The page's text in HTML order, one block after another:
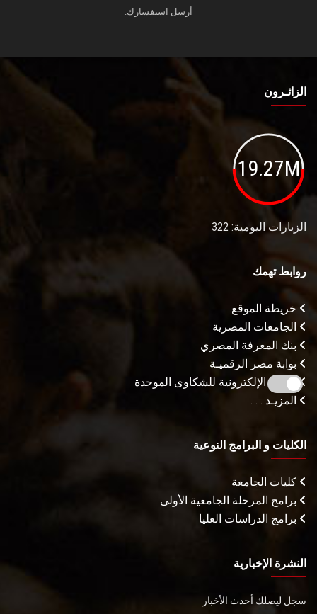
أرسل استفسارك.
الزائـرون
19.27M
الزيارات اليومية: 322
روابط تهمك
خريطة الموقع
الجامعات المصرية
بنك المعرفة المصري
بوابة مصر الرقميـة
البوابة الإلكترونية للشكاوى الموحدة
المزيـد . . .
الكليات و البرامج النوعية
كليات الجامعة
برامج المرحلة الجامعية الأولى
برامج الدراسات العليا
النشرة الإخبارية
سجل ليصلك أحدث الأخبار